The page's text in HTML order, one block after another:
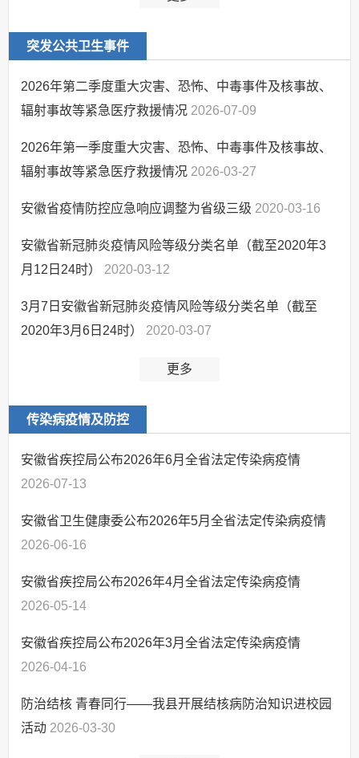
突发公共卫生事件
2026年第二季度重大灾害、恐怖、中毒事件及核事故、
辐射事故等紧急医疗救援情况 2026-07-09
2026年第一季度重大灾害、恐怖、中毒事件及核事故、
辐射事故等紧急医疗救援情况 2026-03-27
安徽省疫情防控应急响应调整为省级三级 2020-03-16
安徽省新冠肺炎疫情风险等级分类名单（截至2020年3
月12日24时） 2020-03-12
3月7日安徽省新冠肺炎疫情风险等级分类名单（截至
2020年3月6日24时） 2020-03-07
更多
传染病疫情及防控
安徽省疾控局公布2026年6月全省法定传染病疫情
2026-07-13
安徽省卫生健康委公布2026年5月全省法定传染病疫情
2026-06-16
安徽省疾控局公布2026年4月全省法定传染病疫情
2026-05-14
安徽省疾控局公布2026年3月全省法定传染病疫情
2026-04-16
防治结核 青春同行——我县开展结核病防治知识进校园
活动 2026-03-30